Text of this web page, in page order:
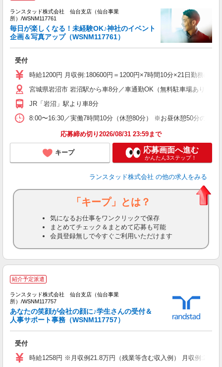
ランスタッド株式会社 仙台支店（仙台事業
所）/WSNM117761
毎日が楽しくなる！未経験OK♪神社のイベント
企画＆写真アップ（WSNM117761）
受付
時給1200円 月収例:180600円＝1200円×7時間10分×21日勤務の
宮城県岩沼市 岩沼駅から車8分／車通勤OK（無料駐車場あり）
JR「岩沼」駅より車8分
8:00〜16:30／実働7時間10分（休憩80分） ※お昼休憩50分の他
応募締め切り2026/08/31 23:59まで
キープ 応募画面へ進む
かんたん3ステップ！
ランスタッド株式会社 の他の求人をみる
「キープ」とは？
気になるお仕事をワンクリックで保存
まとめてチェック＆まとめて応募も可能
会員登録無しで今すぐご利用いただけます
紹介予定派遣
ランスタッド株式会社 仙台支店（仙台事業
所）/WSNM117757
あなたの笑顔が会社の顔に♪学生さんの受付＆
人事サポート事務（WSNM117757）
受付
時給1258円 ※月収例21.8万円（残業等含む収入例） 月収例